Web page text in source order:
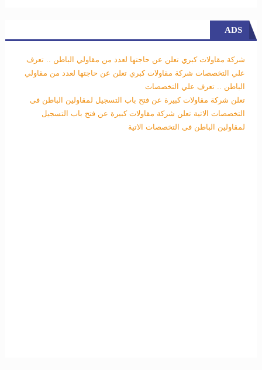
ADS
شركة مقاولات كبري تعلن عن حاجتها لعدد من مقاولي الباطن .. تعرف
علي التخصصات شركة مقاولات كبري تعلن عن حاجتها لعدد من مقاولي
الباطن .. تعرف علي التخصصات
تعلن شركة مقاولات كبيرة عن فتح باب التسجيل لمقاولين الباطن فى
التخصصات الاتية تعلن شركة مقاولات كبيرة عن فتح باب التسجيل
لمقاولين الباطن فى التخصصات الاتية